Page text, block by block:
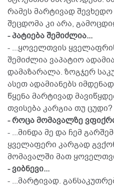
რამეს მარტივად
შეცდომა კი არა,
- პატიება შემიძლია...
- ...ყოველთვის
შემიძლია ვაპატიო
დამაზარალა. ზოგჯერ
ასეთ ადამიანებს
წყენა მარტივად
თვისება კარგია თუ ცუდი?
- როცა მომავალზე
- ...მინდა მე და ჩემ
ყველაფერი კარგად
მომავალში მათ
- ვიბნევი...
- ...მარტივად.